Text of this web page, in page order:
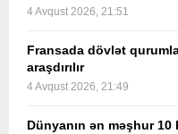
4 Avqust 2026, 21:51
Fransada dövlət
araşdırılır
4 Avqust 2026, 21:49
Dünyanın ən məşhur 10